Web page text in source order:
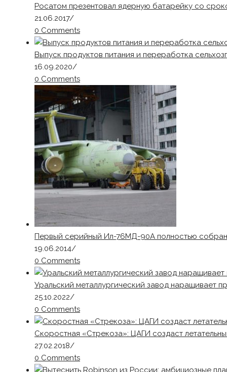
Росатом презентовал ядерную батарейку со
21.06.2017/
0 Comments
Выпуск продуктов питания и переработка
16.09.2020/
0 Comments
Первый серийный Ил-76МД-90А полностью собран
19.06.2014/
0 Comments
Уральский металлургический завод наращивает
25.10.2022/
0 Comments
Скоростная «Стрекоза»: ЦАГИ создаст
27.02.2018/
0 Comments